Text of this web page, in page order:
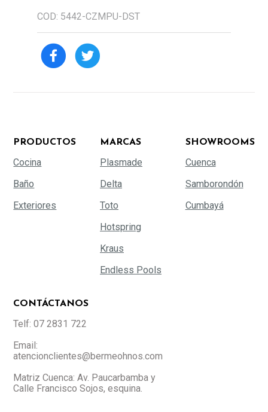
COD: 5442-CZMPU-DST
PRODUCTOS
Cocina
Baño
Exteriores
MARCAS
Plasmade
Delta
Toto
Hotspring
Kraus
Endless Pools
SHOWROOMS
Cuenca
Samborondón
Cumbayá
CONTÁCTANOS
Telf: 07 2831 722
Email:
atencionclientes@bermeohnos.com
Matriz Cuenca: Av. Paucarbamba y
Calle Francisco Sojos, esquina.